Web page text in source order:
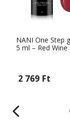
NANI One Step
5 ml – Red Wine
2 769 Ft